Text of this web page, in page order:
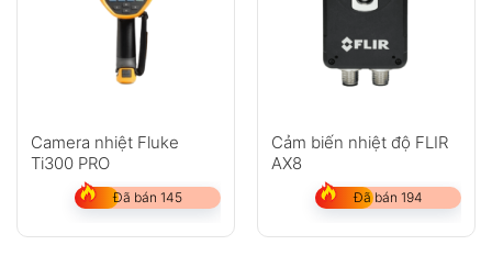
Camera nhiệt Fluke
Ti300 PRO
Đã bán 145
Cảm biến nhiệt độ FLIR
AX8
Đã bán 194